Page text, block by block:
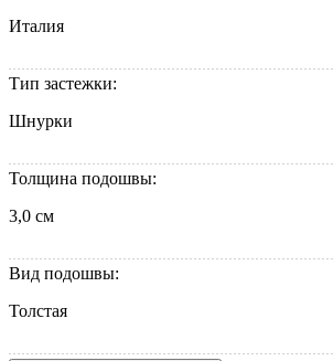
Италия
Тип застежки:
Шнурки
Толщина подошвы:
3,0 см
Вид подошвы:
Толстая